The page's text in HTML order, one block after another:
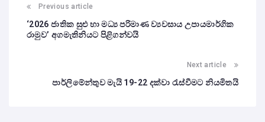
Previous article
‘2026 ජාතික සුළු හා මධ්‍ය පරිමාණ ව්‍යවසාය උපායමාර්ගික
රාමුව’ අගමැතිනියට පිළිගන්වයි
Next article
පාර්ලිමේන්තුව මැයි 19-22 දක්වා රැස්වීමට නියමිතයි